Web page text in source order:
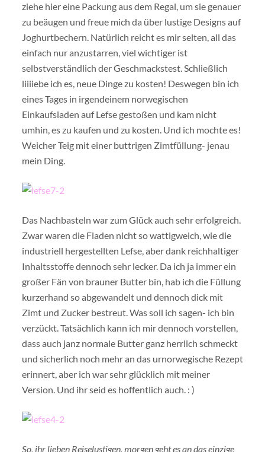
ziehe hier eine Packung aus dem Regal, um sie genauer
zu beäugen und freue mich da über lustige Designs auf
Joghurtbechern. Natürlich reicht es mir selten, all das
einfach nur anzustarren, viel wichtiger ist
selbstverständlich der Geschmackstest. Schließlich
liiiiebe ich es, neue Dinge zu kosten! Deswegen bin ich
eines Tages in irgendeinem norwegischen
Einkaufsladen auf Lefse gestoßen und kam nicht
umhin, es zu kaufen und zu kosten. Und ich mochte es!
Weicher Teig mit einer buttrigen Zimtfüllung- jenau
mein Ding.
Das Nachbasteln war zum Glück auch sehr erfolgreich.
Zwar waren die Fladen nicht so wattigweich, wie die
industriell hergestellten Lefse, aber dank reichhaltiger
Inhaltsstoffe dennoch sehr lecker. Da ich ja immer ein
großer Fän von brauner Butter bin, hab ich die Füllung
kurzerhand so abgewandelt und dennoch dick mit
Zimt und Zucker bestreut. Was soll ich sagen- ich bin
verzückt. Tatsächlich kann ich mir dennoch vorstellen,
dass auch janz normale Butter ganz herrlich schmeckt
und sicherlich noch mehr an das urnorwegische Rezept
erinnert, aber ich war sehr glücklich mit meiner
Version. Und ihr seid es hoffentlich auch. : )
So, ihr lieben Reiselustigen, morgen geht es an das einzige